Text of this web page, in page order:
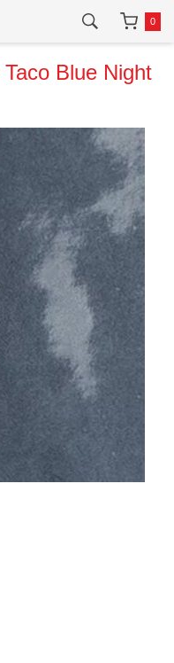
0
Taco Blue Night